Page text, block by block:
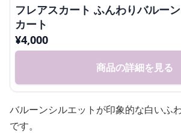
フレアスカート ふんわりバルー
カート
¥4,000
商品の詳細を見る
バルーンシルエットが印象的な白いふ
です。